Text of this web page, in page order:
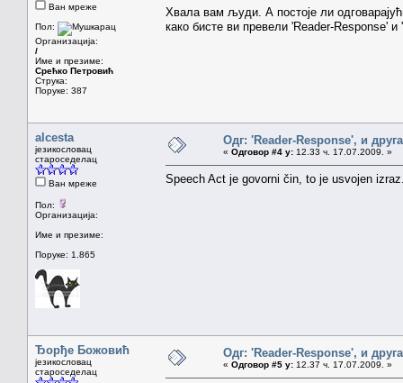
Ван мреже
Пол:
Организација:
/
Име и презиме:
Срећко Петровић
Струка:
Поруке: 387
Хвала вам људи. А постоје ли
како бисте ви превели 'Reader-Response' и
alcesta
језикословац
староседелац
Ван мреже
Пол:
Организација:
Име и презиме:
Поруке: 1.865
Одг: 'Reader-Response', и
« Одговор #4 у: 12.33 ч. 17.07.2009. »
Speech Act je govorni čin, to je usvojen
Ђорђе Божовић
језикословац
староседелац
Одг: 'Reader-Response', и
« Одговор #5 у: 12.37 ч. 17.07.2009. »